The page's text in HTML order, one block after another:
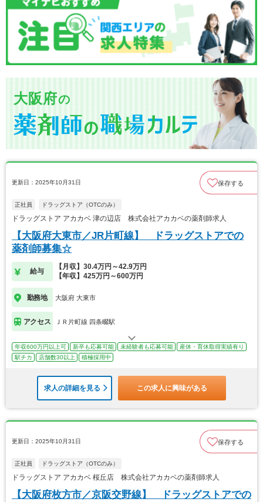
大阪府の
更新日：2025年10月31日 保存する
正社員 ドラッグストア（OTCのみ）
ドラッグストア アカカベ 津の辺店 株式会社アカカベの薬剤師求人
【大阪府大東市／JR片町線】 ドラッグストアでの
薬剤師募集☆
給与
【月収】30.4万円～42.9万円
【年収】425万円～600万円
勤務地 大阪府 大東市
アクセス ＪＲ片町線 四条畷駅
年収600万円以上可 新卒も応募可能 未経験者も応募可能
産休・育休取得実績有り
駅チカ
店舗数30以上 積極採用中
求人の詳細を見る この求人に興味がある
更新日：2025年10月31日 保存する
正社員 ドラッグストア（OTCのみ）
ドラッグストア アカカベ 桜丘店 株式会社アカカベの薬剤師求人
【大阪府枚方市／京阪交野線】 ドラッグストアでの